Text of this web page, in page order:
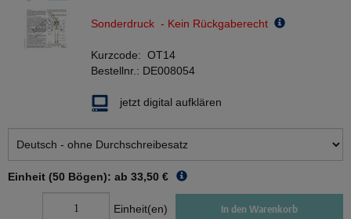
Sonderdruck - Kein Rückgaberecht
Kurzcode: OT14
Bestellnr.: DE008054
jetzt digital aufklären
Einheit (50 Bögen): ab 33,50 €
Einheit(en) In den Warenkorb